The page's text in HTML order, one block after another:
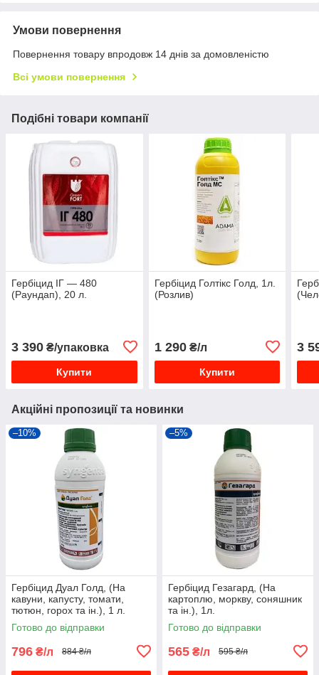
Умови повернення
Повернення товару впродовж 14 днів за домовленістю
Всі умови повернення
Подібні товари компанії
Гербіцид ІГ — 480
(Раундап), 20 л.
3 390 ₴/упаковка
Купити
Гербіцид Голтікс Голд, 1л.
(Розлив)
1 290₴/л
Купити
3
Акційні пропозиції та новинки
–10%
Гербіцид Дуал Голд, (На
кавуни, капусту, томати,
тютюн, горох та ін.), 1 л.
Готово до відправки
796 ₴/л 884 ₴/л
–5%
Гербіцид Гезагард, (На
картоплю, моркву, соняшник
та ін.), 1л.
Готово до відправки
565 ₴/л 595 ₴/л